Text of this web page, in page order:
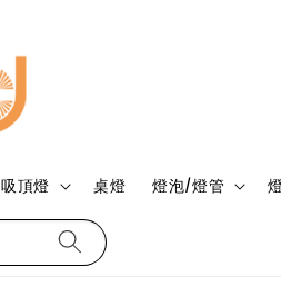
吸頂燈 桌燈 燈泡/燈管